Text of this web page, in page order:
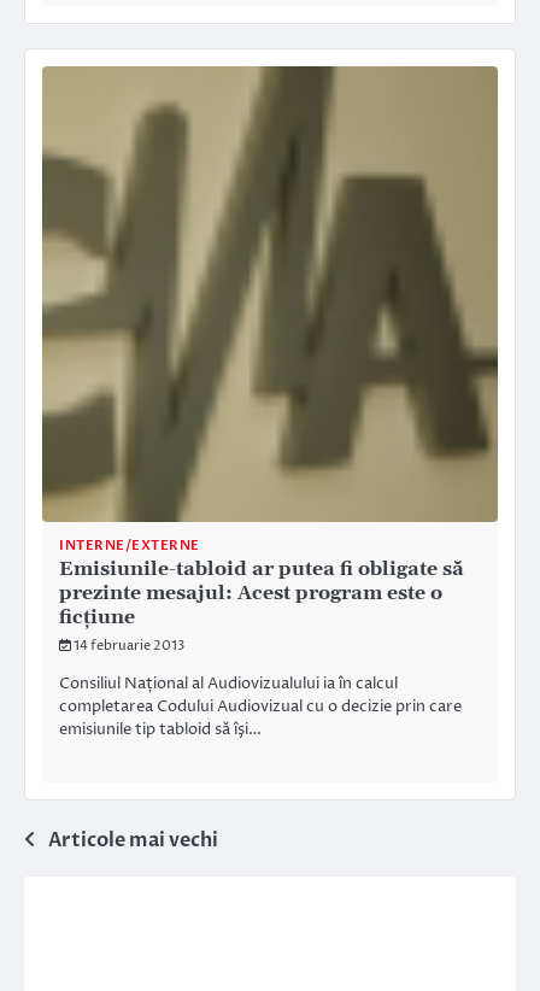
INTERNE/EXTERNE
Emisiunile-tabloid ar putea fi obligate să
prezinte mesajul: Acest program este o
ficțiune
14 februarie 2013
Consiliul Național al Audiovizualului ia în calcul
completarea Codului Audiovizual cu o decizie prin care
emisiunile tip tabloid să îşi…
Navigare
Articole mai vechi